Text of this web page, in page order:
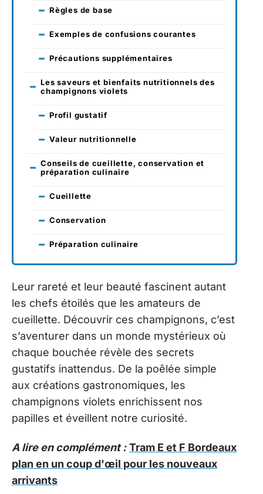
Règles de base
Exemples de confusions courantes
Précautions supplémentaires
Les saveurs et bienfaits nutritionnels des
champignons violets
Profil gustatif
Valeur nutritionnelle
Conseils de cueillette, conservation et
préparation culinaire
Cueillette
Conservation
Préparation culinaire
Leur rareté et leur beauté fascinent autant
les chefs étoilés que les amateurs de
cueillette. Découvrir ces champignons, c’est
s’aventurer dans un monde mystérieux où
chaque bouchée révèle des secrets
gustatifs inattendus. De la poêlée simple
aux créations gastronomiques, les
champignons violets enrichissent nos
papilles et éveillent notre curiosité.
A lire en complément : Tram E et F Bordeaux
plan en un coup d'œil pour les nouveaux
arrivants